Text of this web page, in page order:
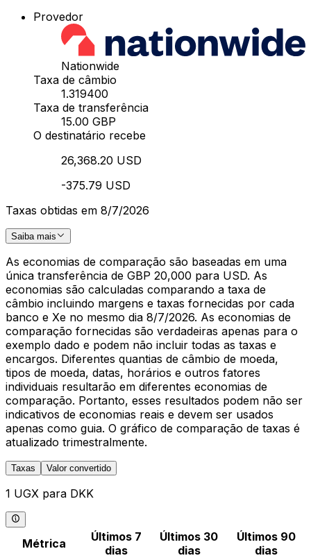
Provedor
Nationwide
Taxa de câmbio
1.319400
Taxa de transferência
15.00 GBP
O destinatário recebe
26,368.20 USD
-375.79 USD
Taxas obtidas em 8/7/2026
Saiba mais
As economias de comparação são baseadas em uma
única transferência de GBP 20,000 para USD. As
economias são calculadas comparando a taxa de
câmbio incluindo margens e taxas fornecidas por cada
banco e Xe no mesmo dia 8/7/2026. As economias de
comparação fornecidas são verdadeiras apenas para o
exemplo dado e podem não incluir todas as taxas e
encargos. Diferentes quantias de câmbio de moeda,
tipos de moeda, datas, horários e outros fatores
individuais resultarão em diferentes economias de
comparação. Portanto, esses resultados podem não ser
indicativos de economias reais e devem ser usados
apenas como guia. O gráfico de comparação de taxas é
atualizado trimestralmente.
Taxas Valor convertido
1 UGX para DKK
Métrica
Últimos 7
dias
Últimos 30
dias
Últimos 90
dias